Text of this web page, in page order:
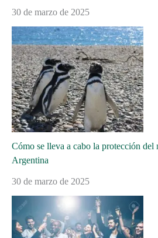
30 de marzo de 2025
Cómo se lleva a cabo la protección del
Argentina
30 de marzo de 2025